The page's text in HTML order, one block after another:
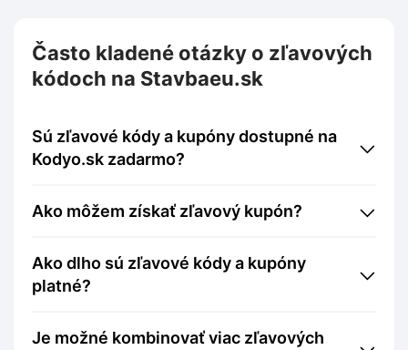
Často kladené otázky o zľavových
kódoch na Stavbaeu.sk
Sú zľavové kódy a kupóny dostupné na
Kodyo.sk zadarmo?
Ako môžem získať zľavový kupón?
Ako dlho sú zľavové kódy a kupóny
platné?
Je možné kombinovať viac zľavových